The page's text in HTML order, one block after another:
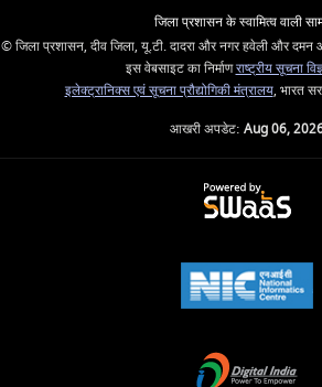
जिला प्रशासन के स्वामित्व वाली
© जिला प्रशासन, दीव जिला, यू.टी. दादरा और नगर हवेली और दमन
इस वेबसाइट का निर्माणराष्ट्रीय सूचना
इलेक्ट्रानिक्स एवं सूचना प्रौद्योगिकी मंत्रालय, भारत
आखरी अपडेट: Aug 06,